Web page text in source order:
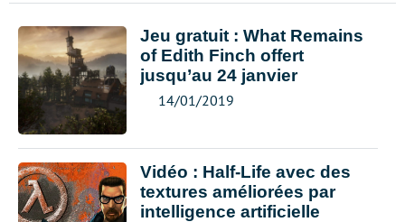
Jeu gratuit : What Remains
of Edith Finch offert
jusqu’au 24 janvier
14/01/2019
Vidéo : Half-Life avec des
textures améliorées par
intelligence artificielle